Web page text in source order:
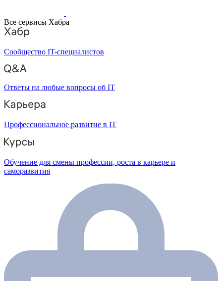
Все сервисы Хабра
Сообщество IT-специалистов
Ответы на любые вопросы об IT
Профессиональное развитие в IT
Обучение для смены профессии, роста в карьере и
саморазвития